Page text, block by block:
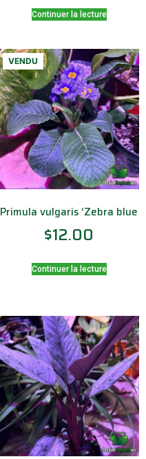
Continuer la lecture
VENDU
Primula vulgaris ‘Zebra blue
$12.00
Continuer la lecture